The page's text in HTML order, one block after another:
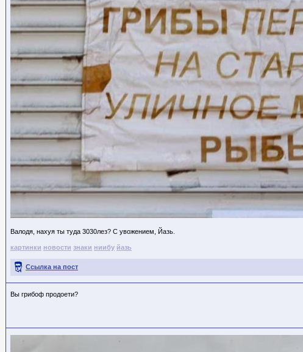
Валодя, нахуя ты туда 3030лез? С увожением, Йазь.
картинки новости знаки ниибу йазь
Ссылка на пост
Вы грибоф продоети?